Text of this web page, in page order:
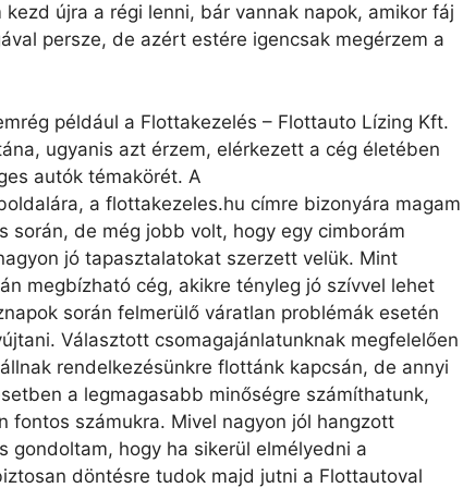
újra a régi lenni, bár vannak napok, amikor fáj
persze, de azért estére igencsak megérzem a
például a Flottakezelés – Flottauto Lízing Kft.
ugyanis azt érzem, elérkezett a cég életében
autók témakörét. A
a flottakezeles.hu címre bizonyára magam
során, de még jobb volt, hogy egy cimborám
jó tapasztalatokat szerzett velük. Mint
megbízható cég, akikre tényleg jó szívvel lehet
során felmerülő váratlan problémák esetén
Választott csomagajánlatunknak megfelelően
rendelkezésünkre flottánk kapcsán, de annyi
a legmagasabb minőségre számíthatunk,
fontos számukra. Mivel nagyon jól hangzott
gondoltam, hogy ha sikerül elmélyedni a
döntésre tudok majd jutni a Flottautoval